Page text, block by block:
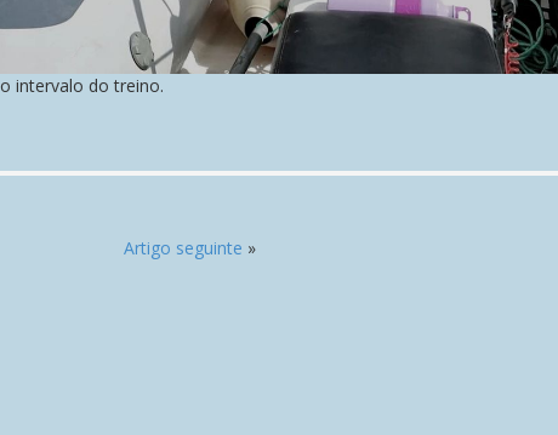
intervalo do treino.
Artigo seguinte »